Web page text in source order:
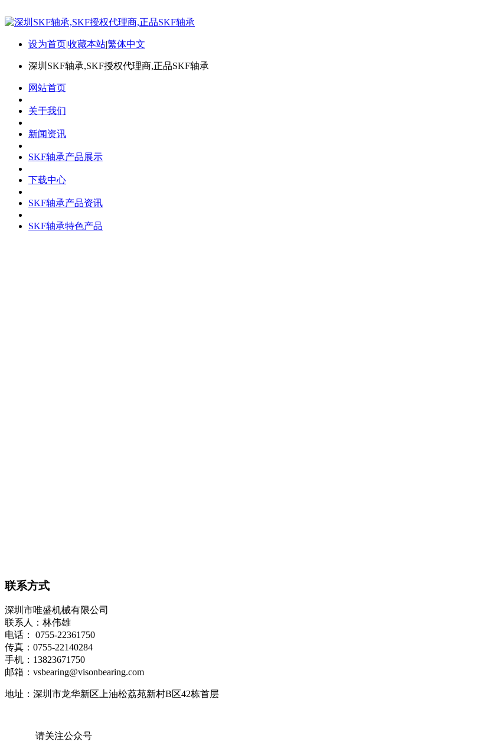
设为首页|收藏本站|繁体中文
深圳SKF轴承,SKF授权代理商,正品SKF轴承
网站首页
关于我们
新闻资讯
SKF轴承产品展示
下载中心
SKF轴承产品资讯
SKF轴承特色产品
联系方式
深圳市唯盛机械有限公司
联系人：林伟雄
电话： 0755-22361750
传真：0755-22140284
手机：13823671750
邮箱：vsbearing@visonbearing.com
地址：深圳市龙华新区上油松荔苑新村B区42栋首层
请关注公众号